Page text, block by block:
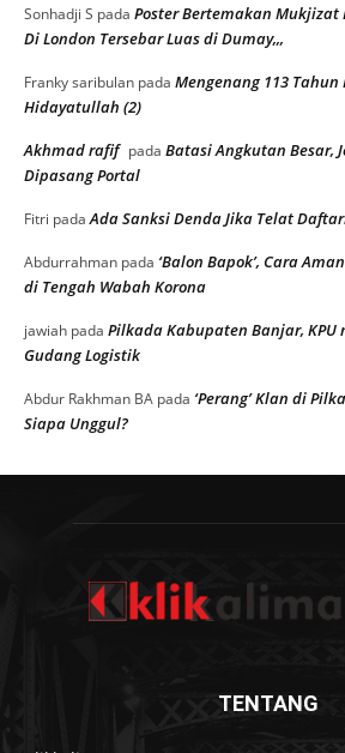
Sonhadji S pada Poster Bertemakan Mukjizat
Di London Tersebar Luas di Dumay,,,
Franky saribulan pada Mengenang 113
Hidayatullah (2)
Akhmad rafif pada Batasi Angkutan Besar,
Dipasang Portal
Fitri padaAda Sanksi Denda Jika Telat
Abdurrahman pada ‘Balon Bapok’, Cara
di Tengah Wabah Korona
jawiah pada Pilkada Kabupaten Banjar,
Gudang Logistik
Abdur Rakhman BA pada ‘Perang’ Klan di
Siapa Unggul?
TENTANG